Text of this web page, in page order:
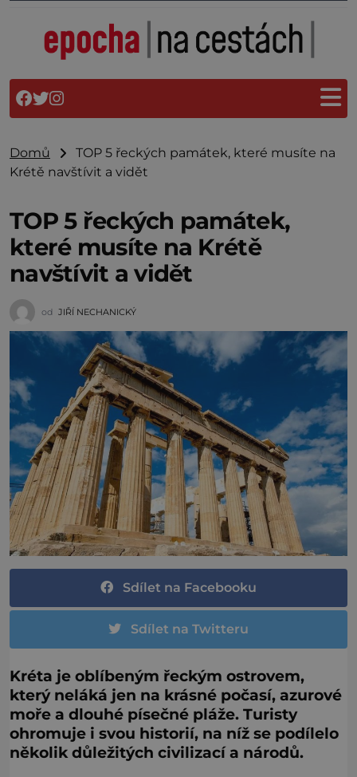
Domů
TOP 5 řeckých památek, které musíte na
Krétě navštívit a vidět
TOP 5 řeckých památek,
které musíte na Krétě
navštívit a vidět
od JIŘÍ NECHANICKÝ
Sdílet na Facebooku
Sdílet na Twitteru
Kréta je oblíbeným řeckým ostrovem,
který neláká jen na krásné počasí, azurové
moře a dlouhé písečné pláže. Turisty
ohromuje i svou historií, na níž se podílelo
několik důležitých civilizací a národů.